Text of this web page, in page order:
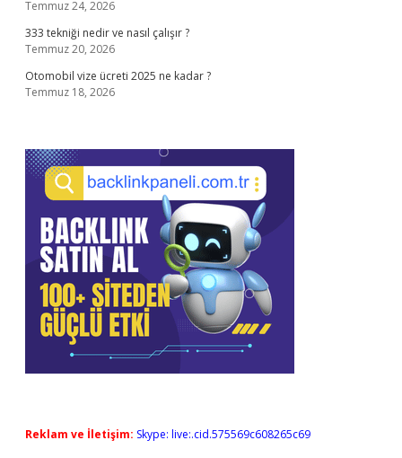
Temmuz 24, 2026
333 tekniği nedir ve nasıl çalışır ?
Temmuz 20, 2026
Otomobil vize ücreti 2025 ne kadar ?
Temmuz 18, 2026
Reklam ve İletişim: Skype: live:.cid.575569c608265c69